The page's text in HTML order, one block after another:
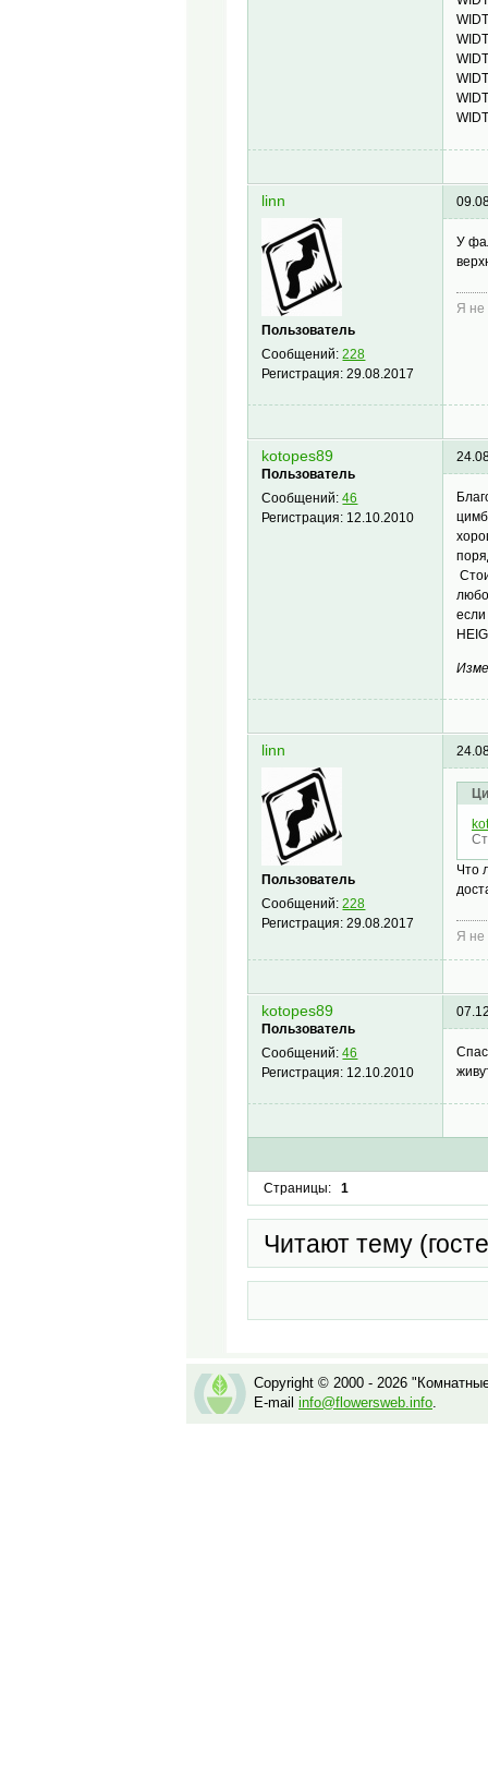
linn
Пользователь
Сообщений:228
Регистрация:29.08.2017
У
Я не
kotopes89
Пользователь
Сообщений:46
Регистрация: 12.10.2010
linn
Пользователь
Сообщений:228
Регистрация:29.08.2017
Что
Я не
kotopes89
Пользователь
Сообщений:46
Регистрация: 12.10.2010
Страницы: 1
Читают тему
Copyright © 2000 - 2026
E-mail info@flowersweb.info.